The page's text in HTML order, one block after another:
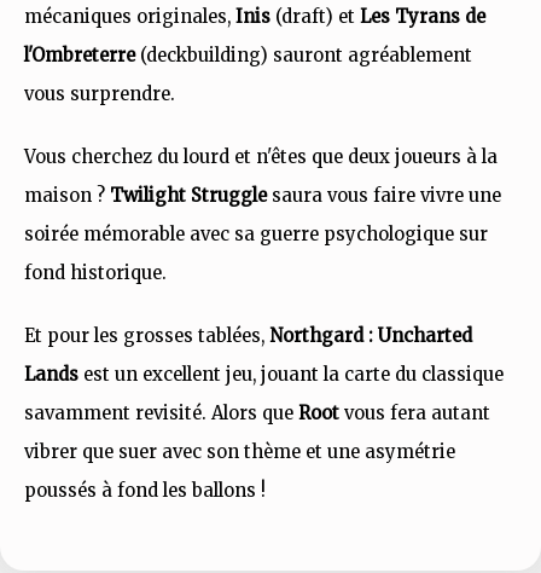
mécaniques originales, Inis (draft) et Les Tyrans de
l'Ombreterre(deckbuilding) sauront agréablement
vous surprendre.
Vous cherchez du lourd et n'êtes que deux joueurs à la
maison ? Twilight Strugglesaura vous faire vivre une
soirée mémorable avec sa guerre psychologique sur
fond historique.
Et pour les grosses tablées, Northgard : Uncharted
Lands est un excellent jeu, jouant la carte du classique
savamment revisité. Alors que Root vous fera autant
vibrer que suer avec son thème et une asymétrie
poussés à fond les ballons !